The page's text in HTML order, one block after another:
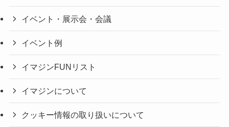
イベント・展示会・会議
イベント例
イマジンFUNリスト
イマジンについて
クッキー情報の取り扱いについて